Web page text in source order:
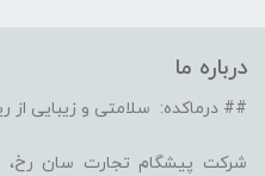
درباره ما
## درماکده: سلامتی و زیبایی از
شرکت پیشگام تجارت سان رخ،